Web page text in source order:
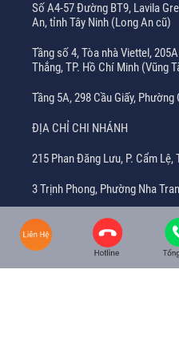
Số A4-57 Đường BT9, Lavila
An, tỉnh Tây Ninh (Long An cũ)
Tầng số 4, Tòa nhà Viettel,
Thắng, TP. Hồ Chí Minh (Vũng
Tầng 5A, 298 Cầu Giấy, Phường
ĐỊA CHỈ CHI NHÁNH
215 Phan Đăng Lưu, P. Cẩm
3 Trịnh Phong, Phường Nha